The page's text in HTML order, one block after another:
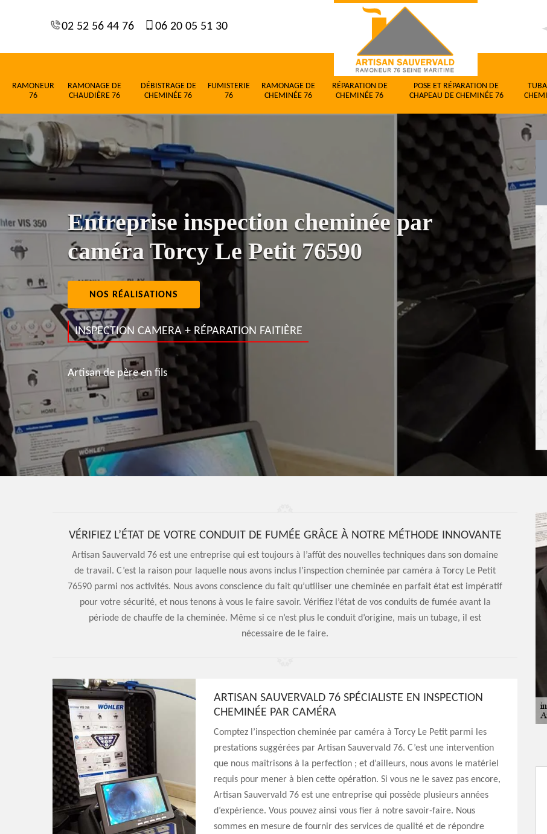
02 52 56 44 76 06 20 05 51 30
RAMONEUR
76
RAMONAGE DE
CHAUDIÈRE 76
DÉBISTRAGE DE
CHEMINÉE 76
FUMISTERIE
76
RAMONAGE DE
CHEMINÉE 76
RÉPARATION DE
CHEMINÉE 76
POSE ET RÉPARATION DE
CHAPEAU DE CHEMINÉE 76
Entreprise inspection cheminée par
caméra Torcy Le Petit 76590
NOS RÉALISATIONS
INSPECTION CAMERA + RÉPARATION FAITIÈRE
Artisan de père en fils
VÉRIFIEZ L’ÉTAT DE VOTRE CONDUIT DE FUMÉE GRÂCE À NOTRE MÉTHODE INNOVANTE
Artisan Sauvervald 76 est une entreprise qui est toujours à l’affût des nouvelles techniques dans son domaine
de travail. C’est la raison pour laquelle nous avons inclus l’inspection cheminée par caméra à Torcy Le Petit
76590 parmi nos activités. Nous avons conscience du fait qu’utiliser une cheminée en parfait état est impératif
pour votre sécurité, et nous tenons à vous le faire savoir. Vérifiez l’état de vos conduits de fumée avant la
période de chauffe de la cheminée. Même si ce n’est plus le conduit d’origine, mais un tubage, il est
nécessaire de le faire.
ARTISAN SAUVERVALD 76 SPÉCIALISTE EN INSPECTION
CHEMINÉE PAR CAMÉRA
Comptez l’inspection cheminée par caméra à Torcy Le Petit parmi les
prestations suggérées par Artisan Sauvervald 76. C’est une intervention
que nous maîtrisons à la perfection ; et d’ailleurs, nous avons le matériel
requis pour mener à bien cette opération. Si vous ne le savez pas encore,
Artisan Sauvervald 76 est une entreprise qui possède plusieurs années
d’expérience. Vous pouvez ainsi vous fier à notre savoir-faire. Nous
sommes en mesure de fournir des services de qualité et de répondre